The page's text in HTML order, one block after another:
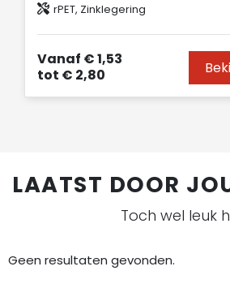
rPET, Zinklegering
Vanaf € 1,53
tot € 2,80
LAATST DOOR
Toch wel leuk
Geen resultaten gevonden.